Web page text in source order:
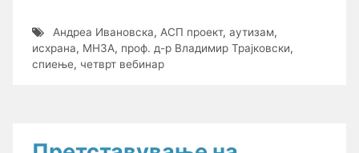
Андреа Ивановска, АСП проект, аутизам,
исхрана, МНЗА, проф. д-р Владимир Трајковски,
спиење, четврт вебинар